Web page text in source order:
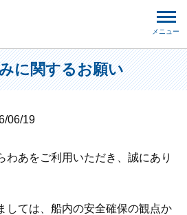
メニュー
に関するお願い
06/19
わあをご利用いただき、誠にあり
しては、船内の安全確保の観点か